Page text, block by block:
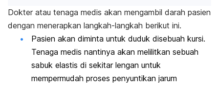
Dokter atau tenaga medis akan mengambil darah pasien
dengan menerapkan langkah-langkah berikut ini.
Pasien akan diminta untuk duduk disebuah kursi.
Tenaga medis nantinya akan melilitkan sebuah
sabuk elastis di sekitar lengan untuk
mempermudah proses penyuntikan jarum